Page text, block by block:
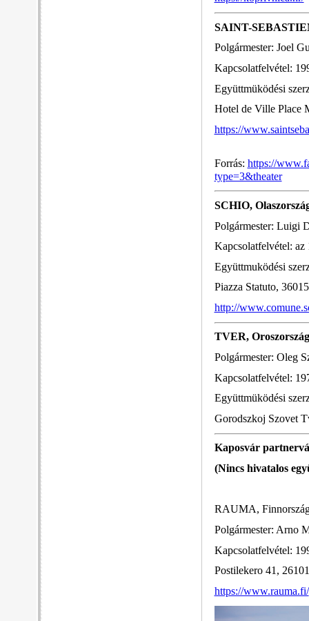
SAINT-
Polgármester: Joel
Kapcsolatfelvétel:
Együttmüködési
Hotel de Ville Place
https://
Forrás: https://
type=3&theater
SCHIO,
Polgármester: Luigi
Kapcsolatfelvétel: az
Együttmuködési
Piazza Statuto,
http://
TVER, Oroszország
Polgármester: Oleg
Kapcsolatfelvétel:
Együttmüködési
Gorodszkoj Szovet
Kaposvár
(Nincs hivatalos
RAUMA,
Polgármester: Arno
Kapcsolatfelvétel:
Postilekero 41,
https://www.rauma.fi/